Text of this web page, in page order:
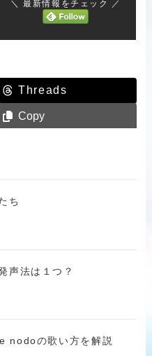
＼ 最新情報をチェック ／
Threads
Copy
ち
声法は１つ？
の歌い方を解説